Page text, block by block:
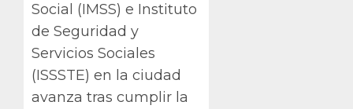
Social (IMSS) e Instituto
de Seguridad y
Servicios Sociales
(ISSSTE) en la ciudad
avanza tras cumplir la